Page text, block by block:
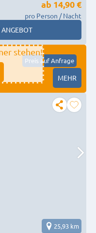
ab 14,90 €
pro Person / Nacht
stehen!
Preis auf Anfrage
MEHR
25,93 km